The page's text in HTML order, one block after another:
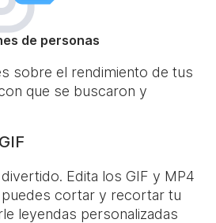
de personas
sobre el rendimiento de tus
que se buscaron y
Edita los GIF y MP4
cortar y recortar tu
leyendas personalizadas